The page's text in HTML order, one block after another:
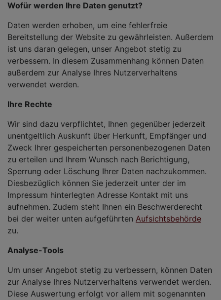
Wofür werden Ihre Daten genutzt?
Daten werden erhoben, um eine fehlerfreie
Bereitstellung der Website zu gewährleisten. Außerdem
ist uns daran gelegen, unser Angebot stetig zu
verbessern. In diesem Zusammenhang können Daten
außerdem zur Analyse Ihres Nutzerverhaltens
verwendet werden.
Ihre Rechte
Wir sind dazu verpflichtet, Ihnen gegenüber jederzeit
unentgeltlich Auskunft über Herkunft, Empfänger und
Zweck Ihrer gespeicherten personenbezogenen Daten
zu erteilen und Ihrem Wunsch nach Berichtigung,
Sperrung oder Löschung Ihrer Daten nachzukommen.
Diesbezüglich können Sie jederzeit unter der im
Impressum hinterlegten Adresse Kontakt mit uns
aufnehmen. Zudem steht Ihnen ein Beschwerderecht
bei der weiter unten aufgeführten Aufsichtsbehörde
zu.
Analyse-Tools
Um unser Angebot stetig zu verbessern, können Daten
zur Analyse Ihres Nutzerverhaltens verwendet werden.
Diese Auswertung erfolgt vor allem mit sogenannten